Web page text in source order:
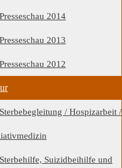
Presseschau 2014
Presseschau 2013
Presseschau 2012
Sterbebegleitung / Hospizarbeit /
Sterbehilfe, Suizidbeihilfe und